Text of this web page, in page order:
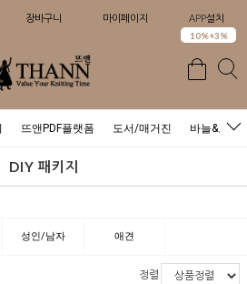
장바구니 마이페이지 APP설치
10%+3%
뜨앤PDF플랫폼 도서/매거진 바늘&도구
DIY 패키지
성인/남자 애견
정렬